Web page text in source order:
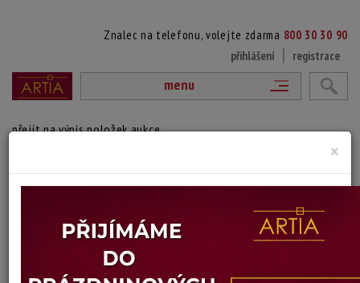
Znalec na telefonu, volejte zdarma 800 30 30 90
přihlášení
registrace
menu
přejít na výpis položek aukce
123. ČERTOVKA
signováno vpravo dole, paspartováno, zaskleno, rámováno
×